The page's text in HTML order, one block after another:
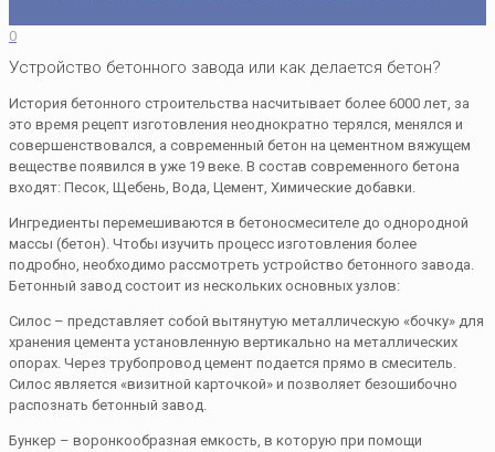
0
Устройство бетонного завода или как делается бетон?
История бетонного строительства насчитывает более 6000 лет, за
это время рецепт изготовления неоднократно терялся, менялся и
совершенствовался, а современный бетон на цементном вяжущем
веществе появился в уже 19 веке. В состав современного бетона
входят: Песок, Щебень, Вода, Цемент, Химические добавки.
Ингредиенты перемешиваются в бетоносмесителе до однородной
массы (бетон). Чтобы изучить процесс изготовления более
подробно, необходимо рассмотреть устройство бетонного завода.
Бетонный завод состоит из нескольких основных узлов:
Силос – представляет собой вытянутую металлическую «бочку» для
хранения цемента установленную вертикально на металлических
опорах. Через трубопровод цемент подается прямо в смеситель.
Силос является «визитной карточкой» и позволяет безошибочно
распознать бетонный завод.
Бункер – воронкообразная емкость, в которую при помощи